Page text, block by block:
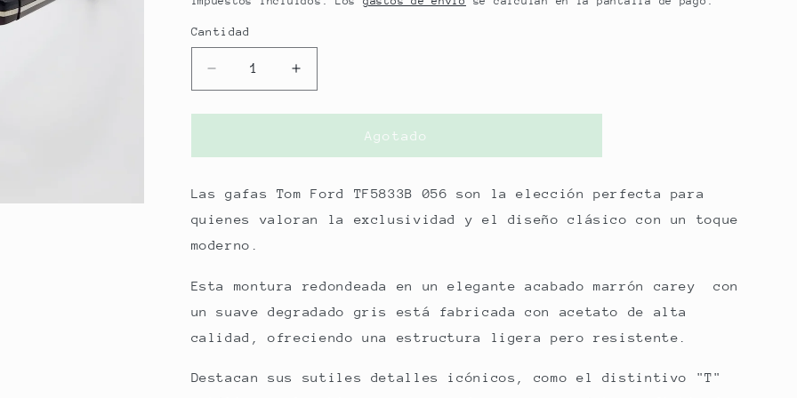
Cantidad
Reducir
cantidad
para
TOM
FT5833-
B
49-
145
Aumentar
cantidad
para
TOM
FT5833-
B
145
Agotado
Las gafas Tom Ford TF5833B 056 son la elección perfecta para
quienes valoran la exclusividad y el diseño clásico con un toque
moderno.
Esta montura redondeada en un elegante acabado marrón carey con
un suave degradado gris está fabricada con acetato de alta
calidad, ofreciendo una estructura ligera pero resistente.
Destacan sus sutiles detalles icónicos, como el distintivo "T"